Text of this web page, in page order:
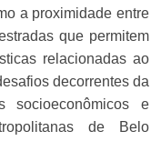
a proximidade entre
que permitem
relacionadas ao
decorrentes da
socioeconômicos e
de Belo